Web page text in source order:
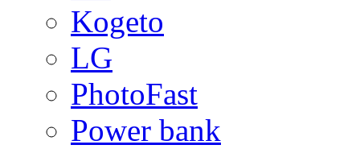
Kogeto
LG
PhotoFast
Power bank